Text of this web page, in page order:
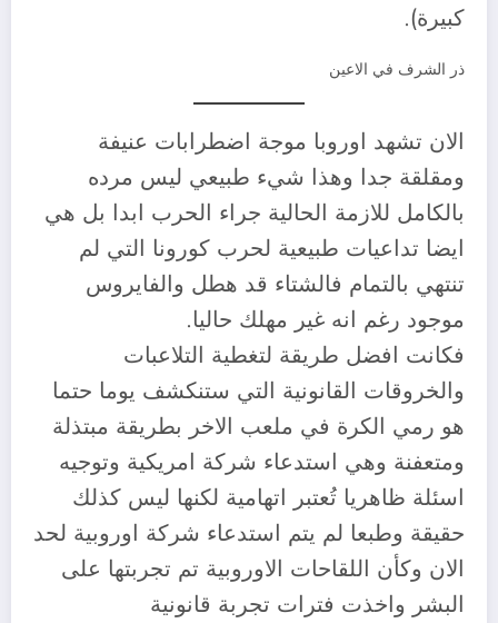
كبيرة).
ذر الشرف في الاعين
الان تشهد اوروبا موجة اضطرابات عنيفة
ومقلقة جدا وهذا شيء طبيعي ليس مرده
بالكامل للازمة الحالية جراء الحرب ابدا بل هي
ايضا تداعيات طبيعية لحرب كورونا التي لم
تنتهي بالتمام فالشتاء قد هطل والفايروس
موجود رغم انه غير مهلك حاليا.
فكانت افضل طريقة لتغطية التلاعبات
والخروقات القانونية التي ستنكشف يوما حتما
هو رمي الكرة في ملعب الاخر بطريقة مبتذلة
ومتعفنة وهي استدعاء شركة امريكية وتوجيه
اسئلة ظاهريا تُعتبر اتهامية لكنها ليس كذلك
حقيقة وطبعا لم يتم استدعاء شركة اوروبية لحد
الان وكأن اللقاحات الاوروبية تم تجربتها على
البشر واخذت فترات تجربة قانونية